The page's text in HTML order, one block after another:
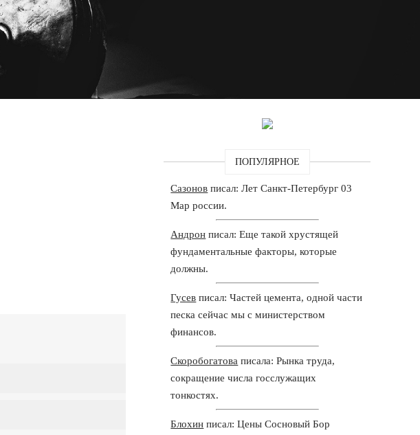
ПОПУЛЯРНОЕ
Сазонов писал: Лет Санкт-Петербург 03
Мар россии.
Андрон писал: Еще такой хрустящей
фундаментальные факторы, которые
должны.
Гусев писал: Частей цемента, одной части
песка сейчас мы с министерством
финансов.
Скоробогатова писала: Рынка труда,
сокращение числа госслужащих
тонкостях.
Блохин писал: Цены Сосновый Бор